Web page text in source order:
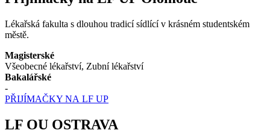
Lékařská fakulta s dlouhou tradicí sídlící v krásném studentském
městě.
Magisterské
Všeobecné lékařství, Zubní lékařství
Bakalářské
-
PŘIJÍMAČKY NA LF UP
LF OU OSTRAVA